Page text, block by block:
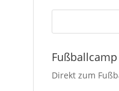
Direkt zum